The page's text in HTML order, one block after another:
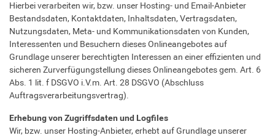
Hierbei verarbeiten wir, bzw. unser Hosting- und Email-Anbieter
Bestandsdaten, Kontaktdaten, Inhaltsdaten, Vertragsdaten,
Nutzungsdaten, Meta- und Kommunikationsdaten von Kunden,
Interessenten und Besuchern dieses Onlineangebotes auf
Grundlage unserer berechtigten Interessen an einer effizienten und
sicheren Zurverfügungstellung dieses Onlineangebotes gem. Art. 6
Abs. 1 lit. f DSGVO i.V.m. Art. 28 DSGVO (Abschluss
Auftragsverarbeitungsvertrag).
Erhebung von Zugriffsdaten und Logfiles
Wir, bzw. unser Hosting-Anbieter, erhebt auf Grundlage unserer